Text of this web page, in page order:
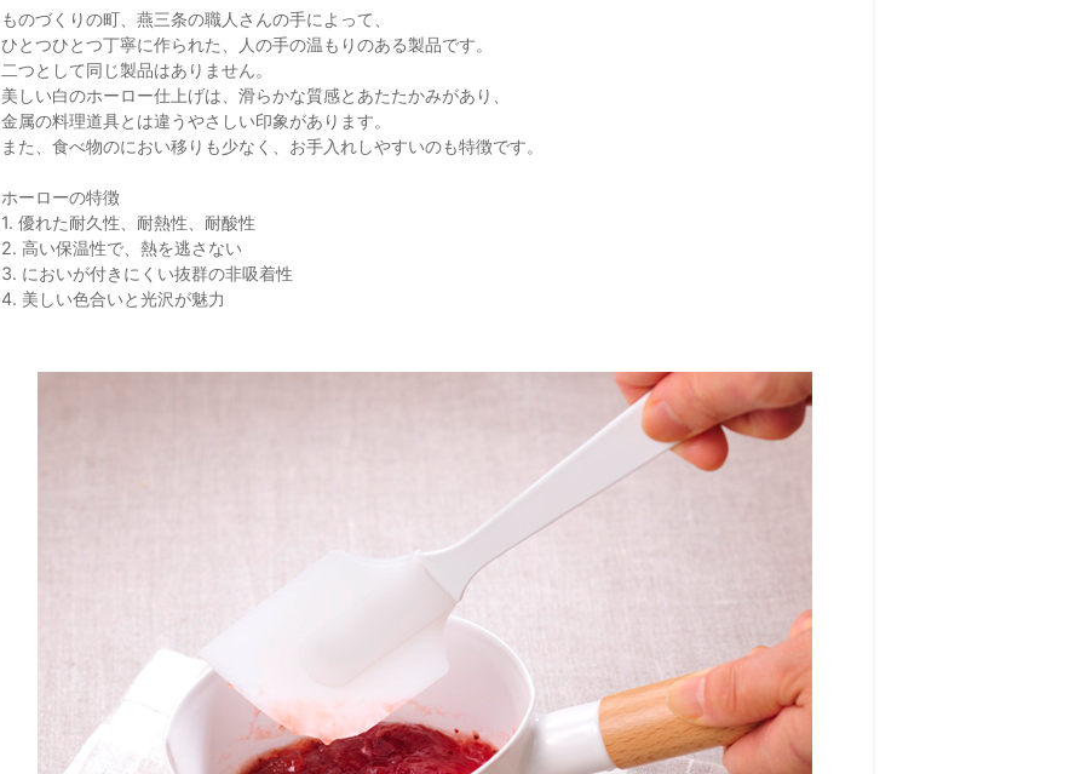
ものづくりの町、燕三条の職人さんの手によって、
ひとつひとつ丁寧に作られた、人の手の温もりのある製品です。
二つとして同じ製品はありません。
美しい白のホーロー仕上げは、滑らかな質感とあたたかみがあり、
金属の料理道具とは違うやさしい印象があります。
また、食べ物のにおい移りも少なく、お手入れしやすいのも特徴です。
ホーローの特徴
1. 優れた耐久性、耐熱性、耐酸性
2. 高い保温性で、熱を逃さない
3. においが付きにくい抜群の非吸着性
4. 美しい色合いと光沢が魅力